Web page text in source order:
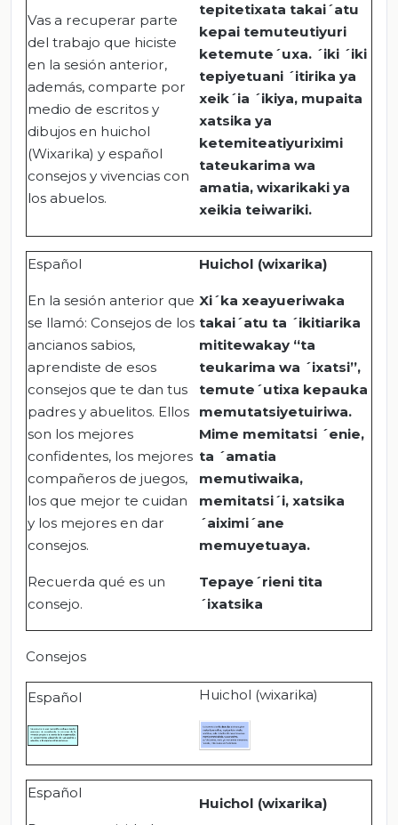
Vas a recuperar parte
del trabajo que hiciste
en la sesión anterior,
además, comparte por
medio de escritos y
dibujos en huichol
(Wixarika) y español
consejos y vivencias con
los abuelos.
tepitetixata takai´atu
kepai temuteutiyuri
ketemute´uxa. ´iki ´iki
tepiyetuani ´itirika ya
xeik´ia ´ikiya, mupaita
xatsika ya
ketemiteatiyuriximi
tateukarima wa
amatia, wixarikaki ya
xeikia teiwariki.
Español
En la sesión anterior que
se llamó: Consejos de los
ancianos sabios,
aprendiste de esos
consejos que te dan tus
padres y abuelitos. Ellos
son los mejores
confidentes, los mejores
compañeros de juegos,
los que mejor te cuidan
y los mejores en dar
consejos.
Recuerda qué es un
consejo.
Huichol (wixarika)
Xi´ka xeayueriwaka
takai´atu ta ´ikitiarika
mititewakay “ta
teukarima wa ´ixatsi”,
temute´utixa kepauka
memutatsiyetuiriwa.
Mime memitatsi ´enie,
ta ´amatia
memutiwaika,
memitatsi´i, xatsika
´aiximi´ane
memuyetuaya.
Tepaye´rieni tita
´ixatsika
Consejos
Español Huichol (wixarika)
Español
Huichol (wixarika)